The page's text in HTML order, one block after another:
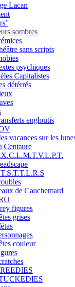
Lacan
sombres
sans scripts
psychiques
Capitalistes
détérrés
engloutis
vacances sur les
Centaure
de Cauchemard
figures
grises
couleur